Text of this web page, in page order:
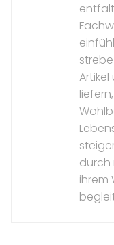
durch
ihrem